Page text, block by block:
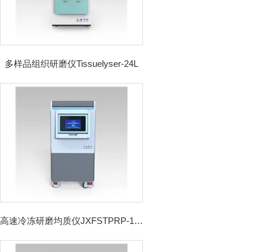
多样品组织研磨仪Tissuelyser-24L
高速冷冻研磨均质仪JXFSTPRP-192CL